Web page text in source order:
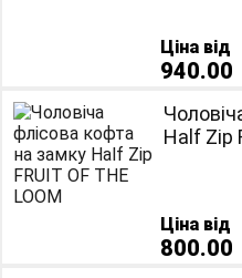
Ціна від
940.00
Half Zip
Ціна від
800.00